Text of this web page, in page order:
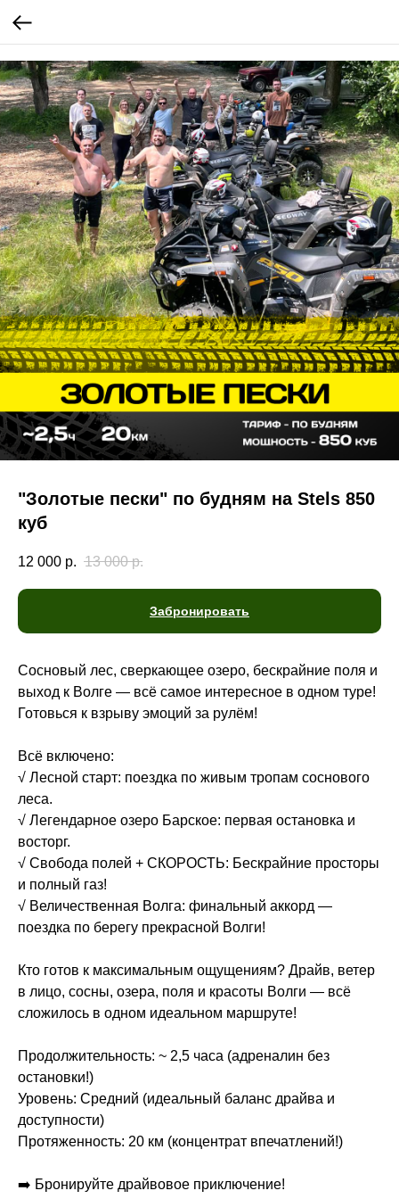
"Золотые пески" по будням на Stels 850
куб
12 000 р. 13 000 р.
Забронировать
Сосновый лес, сверкающее озеро, бескрайние поля и
выход к Волге — всё самое интересное в одном туре!
Готовься к взрыву эмоций за рулём!
Всё включено:
√ Лесной старт: поездка по живым тропам соснового
леса.
√ Легендарное озеро Барское: первая остановка и
восторг.
√ Свобода полей + СКОРОСТЬ: Бескрайние просторы
и полный газ!
√ Величественная Волга: финальный аккорд —
поездка по берегу прекрасной Волги!
Кто готов к максимальным ощущениям? Драйв, ветер
в лицо, сосны, озера, поля и красоты Волги — всё
сложилось в одном идеальном маршруте!
Продолжительность: ~ 2,5 часа (адреналин без
остановки!)
Уровень: Средний (идеальный баланс драйва и
доступности)
Протяженность: 20 км (концентрат впечатлений!)
➡️ Бронируйте драйвовое приключение!